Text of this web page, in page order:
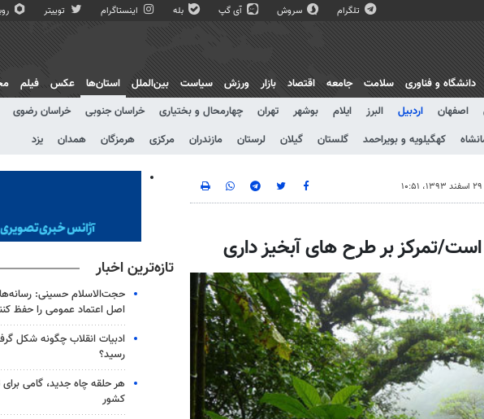
تلگرام سروش آی گپ بله اینستاگرام توییتر
دانشگاه و فناوری سلامت جامعه اقتصاد بازار ورزش سیاست بین‌الملل
استان‌ها
اصفهان اردبیل البرز ایلام بوشهر تهران چهارمحال و بختیاری خراسان جنوبی خراسان رضوی
کهگیلویه و بویراحمد گلستان گیلان لرستان مازندران مرکزی هرمزگان همدان یزد
عکس فیلم
۲۹ اسفند ۱۳۹۳، ۱۰:۵۱
تمرکز بر طرح های آبخیز داری
تازه‌ترین اخبار
حجت‌الاسلام حسینی:
اصل اعتماد عمومی را حفظ
ادبیات انقلاب چگونه شکل
رسید؟
هر حلقه چاه جدید، گامی برای
کشور